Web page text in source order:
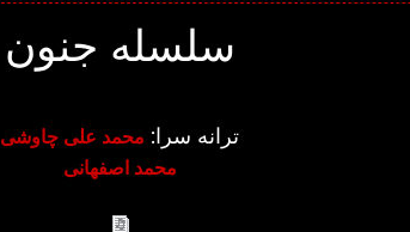
سلسله جنون
ترانه سرا: محمد علی چاوشی
محمد اصفهانی